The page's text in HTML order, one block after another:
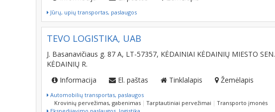
Jūrų, upių transportas, paslaugos
TEVO LOGISTIKA, UAB
J. Basanavičiaus g. 87 A, LT-57357, KĖDAINIAI KĖDAINIŲ MIESTO SEN.
KĖDAINIŲ R.
Informacija El. paštas Tinklalapis Žemėlapis
Automobilių transportas, paslaugos
Krovinių pervežimas, gabenimas
Tarptautiniai pervežimai
Transporto įmonės